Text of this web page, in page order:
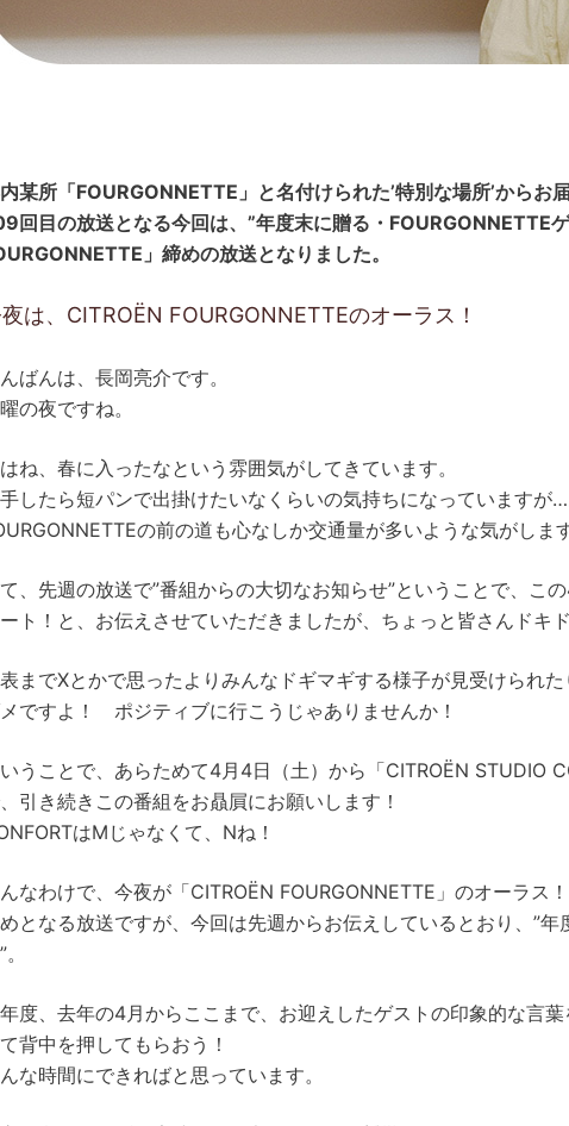
某所「FOURGONNETTE」と名付けられた’特別な場所’からお
回目の放送となる今回は、”年度末に贈る・FOURGONNETTE
」締めの放送となりました。
は、CITROËN FOURGONNETTEのオーラス！
ばんは、長岡亮介です。
の夜ですね。
ね、春に入ったなという雰囲気がしてきています。
したら短パンで出掛けたいなくらいの気持ちになっていますが…
の前の道も心なしか交通量が多いような気がしま
、先週の放送で”番組からの大切なお知らせ”ということで、こ
ト！と、お伝えさせていただきましたが、ちょっと皆さんドキ
までXとかで思ったよりみんなドギマギする様子が見受けられ
ですよ！ ポジティブに行こうじゃありませんか！
うことで、あらためて4月4日（土）から「CITROËN STUDIO
引き続きこの番組をお贔屓にお願いします！
はMじゃなくて、Nね！
なわけで、今夜が「CITROËN FOURGONNETTE」のオーラス！
となる放送ですが、今回は先週からお伝えしているとおり、”
度、去年の4月からここまで、お迎えしたゲストの印象的な言
背中を押してもらおう！
な時間にできればと思っています。